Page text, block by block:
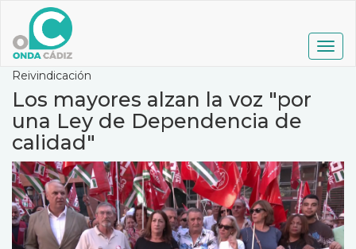
contenido
principal
Reivindicación
Los mayores alzan la voz "por
una Ley de Dependencia de
calidad"